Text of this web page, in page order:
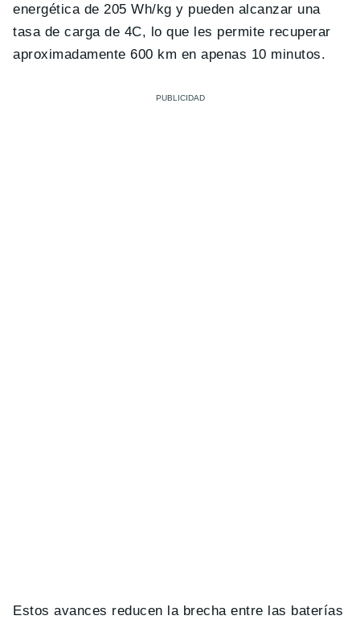
energética de 205 Wh/kg y pueden alcanzar una
tasa de carga de 4C, lo que les permite recuperar
aproximadamente 600 km en apenas 10 minutos.
Estos avances reducen la brecha entre las baterías